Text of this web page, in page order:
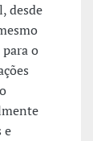
desde
o
e